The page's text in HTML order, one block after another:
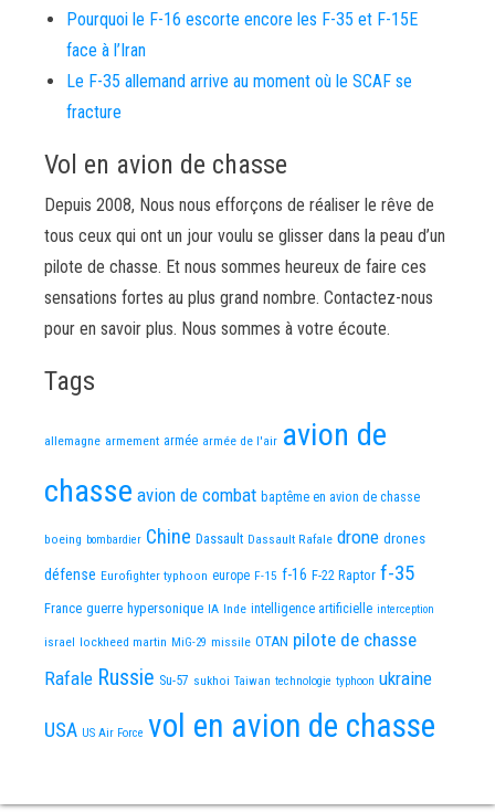
Pourquoi le F-16 escorte encore les F-35 et F-15E
face à l’Iran
Le F-35 allemand arrive au moment où le SCAF se
fracture
Vol en avion de chasse
Depuis 2008, Nous nous efforçons de réaliser le rêve de
tous ceux qui ont un jour voulu se glisser dans la peau d’un
pilote de chasse. Et nous sommes heureux de faire ces
sensations fortes au plus grand nombre. Contactez-nous
pour en savoir plus. Nous sommes à votre écoute.
Tags
allemagne armement armée armée de l'air avion de
chasse avion de combat baptême en avion de chasse
boeing bombardier Chine Dassault Dassault Rafale drone drones
défense Eurofighter typhoon europe F-15 f-16 F-22 Raptor f-35
France guerre hypersonique IA Inde intelligence artificielle interception
israel lockheed martin MiG-29 missile OTAN pilote de chasse
Rafale Russie Su-57 sukhoi Taiwan technologie typhoon ukraine
USA US Air Force vol en avion de chasse